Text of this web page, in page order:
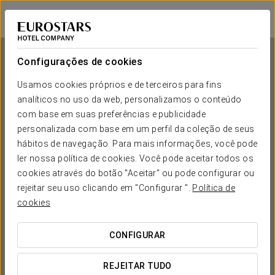
Configurações de cookies
Usamos cookies próprios e de terceiros para fins
analíticos no uso da web, personalizamos o conteúdo
com base em suas preferências e publicidade
personalizada com base em um perfil da coleção de seus
hábitos de navegação. Para mais informações, você pode
ler nossa política de cookies. Você pode aceitar todos os
cookies através do botão "Aceitar" ou pode configurar ou
rejeitar seu uso clicando em "Configurar ". Política de
cookies
CONFIGURAR
REJEITAR TUDO
Dorma Coliseum
SANTANDER
Dorma Coliseum
SANTANDER
QUANDO QUER IR?